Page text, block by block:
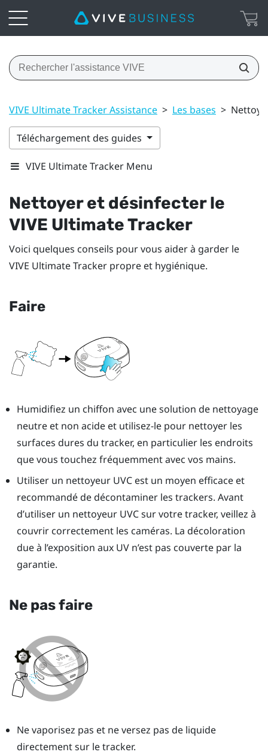
VIVE Ultimate Tracker Assistance > Les bases >
Téléchargement des guides
VIVE Ultimate Tracker Menu
Nettoyer et désinfecter le
VIVE Ultimate Tracker
Voici quelques conseils pour vous aider à garder le
VIVE Ultimate Tracker propre et hygiénique.
Faire
Humidifiez un chiffon avec une solution de nettoyage
neutre et non acide et utilisez-le pour nettoyer les
surfaces dures du tracker, en particulier les endroits
que vous touchez fréquemment avec vos mains.
Utiliser un nettoyeur UVC est un moyen efficace et
recommandé de décontaminer les trackers. Avant
d’utiliser un nettoyeur UVC sur votre tracker, veillez à
couvrir correctement les caméras. La décoloration
due à l’exposition aux UV n’est pas couverte par la
garantie.
Ne pas faire
Ne vaporisez pas et ne versez pas de liquide
directement sur le tracker.